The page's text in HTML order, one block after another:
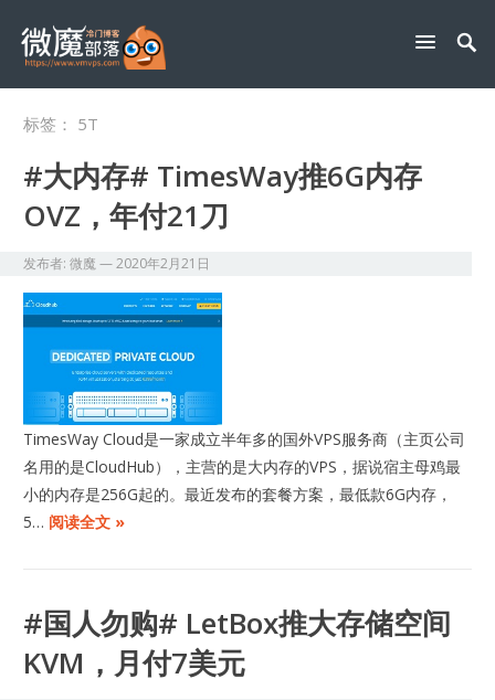
标签： 5T
#大内存# TimesWay推6G内存
OVZ，年付21刀
发布者:微魔—2020年2月21日
TimesWay Cloud是一家成立半年多的国外VPS服务商（主页公司
名用的是CloudHub），主营的是大内存的VPS，据说宿主母鸡最
小的内存是256G起的。最近发布的套餐方案，最低款6G内存，
5… 阅读全文 »
#国人勿购# LetBox推大存储空间
KVM，月付7美元